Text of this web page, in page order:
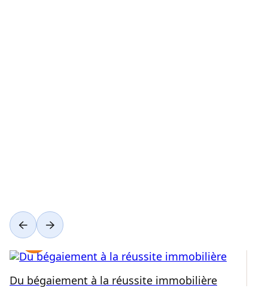
Du bégaiement à la réussite immobilière